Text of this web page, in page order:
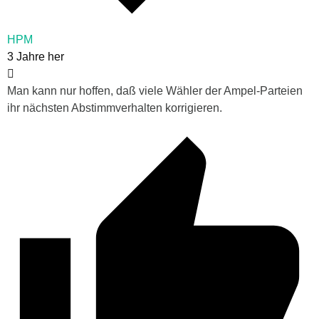
HPM
3 Jahre her
Man kann nur hoffen, daß viele Wähler der Ampel-Parteien
ihr nächsten Abstimmverhalten korrigieren.